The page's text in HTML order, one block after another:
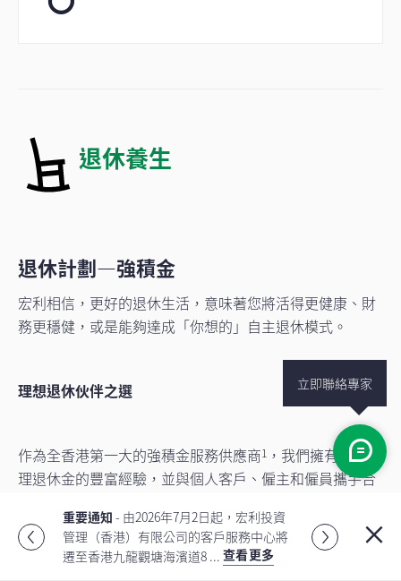
立即聯絡專家
重要通知 - 由2026年7月2日起，宏利投資
管理（香港）有限公司的客戶服務中心將
遷至香港九龍觀塘海濱道8 ... 查看更多
退休養生
退休計劃—強積金
宏利相信，更好的退休生活，意味著您將活得更健康、財
務更穩健，或是能夠達成「你想的」自主退休模式。
理想退休伙伴之選
作為全香港第一大的強積金服務供應商1 ，我們擁有88年管
理退休金的豐富經驗，並與個人客戶、僱主和僱員攜手合
重要的是，我們的龐大規模能夠提供不同方案，助您達致
更理想的退休生活。